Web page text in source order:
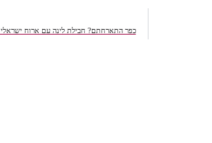
כפר התארחתם? חבילת לינה עם ארוח